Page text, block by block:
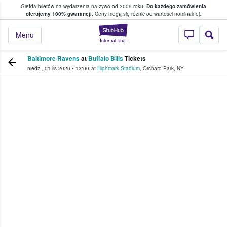
Giełda biletów na wydarzenia na żywo od 2009 roku. Do każdego zamówienia
oferujemy 100% gwarancji. Ceny mogą się różnić od wartości nominalnej.
StubHub —
Menu
w którym fani i kibice kupują i
Baltimore Ravensat Buffalo BillsTickets
niedz., 01 lis 2026 • 13:00 at Highmark Stadium, Orchard Park, NY